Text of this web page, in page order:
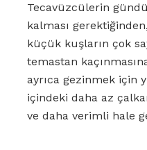
Tecavüzcülerin
kalması
küçük kuşların çok
temastan
ayrıca gezinmek için
içindeki daha az
ve daha verimli hale